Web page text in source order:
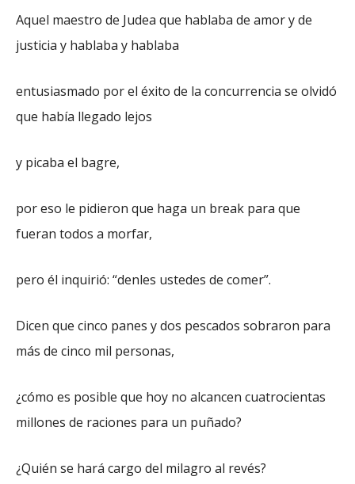
Aquel maestro de Judea que hablaba de amor y de
justicia y hablaba y hablaba
entusiasmado por el éxito de la concurrencia se olvidó
que había llegado lejos
y picaba el bagre,
por eso le pidieron que haga un break para que
fueran todos a morfar,
pero él inquirió: “denles ustedes de comer”.
Dicen que cinco panes y dos pescados sobraron para
más de cinco mil personas,
¿cómo es posible que hoy no alcancen cuatrocientas
millones de raciones para un puñado?
¿Quién se hará cargo del milagro al revés?